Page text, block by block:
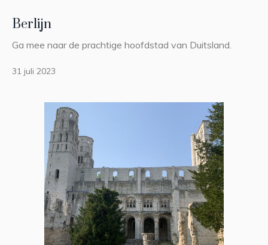
Berlijn
Ga mee naar de prachtige hoofdstad van Duitsland.
31 juli 2023